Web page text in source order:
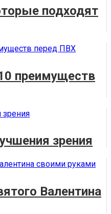
подходят
преимуществ
зрения
Валентина